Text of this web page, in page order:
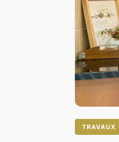
TRAVAUX